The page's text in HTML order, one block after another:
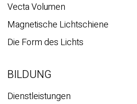
Vecta Volumen
Magnetische Lichtschiene
Die Form des Lichts
BILDUNG
Dienstleistungen